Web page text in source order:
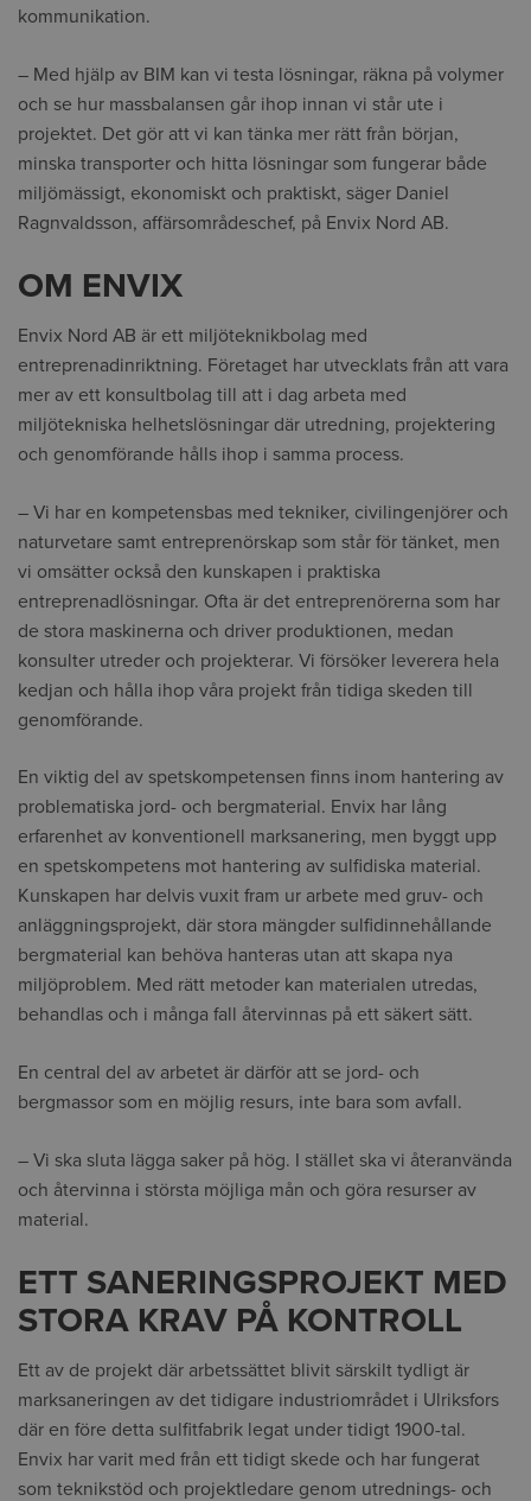
kommunikation.
– Med hjälp av BIM kan vi testa lösningar, räkna på volymer
och se hur massbalansen går ihop innan vi står ute i
projektet. Det gör att vi kan tänka mer rätt från början,
minska transporter och hitta lösningar som fungerar både
miljömässigt, ekonomiskt och praktiskt, säger Daniel
Ragnvaldsson, affärsområdeschef, på Envix Nord AB.
OM ENVIX
Envix Nord AB är ett miljöteknikbolag med
entreprenadinriktning. Företaget har utvecklats från att vara
mer av ett konsultbolag till att i dag arbeta med
miljötekniska helhetslösningar där utredning, projektering
och genomförande hålls ihop i samma process.
– Vi har en kompetensbas med tekniker, civilingenjörer och
naturvetare samt entreprenörskap som står för tänket, men
vi omsätter också den kunskapen i praktiska
entreprenadlösningar. Ofta är det entreprenörerna som har
de stora maskinerna och driver produktionen, medan
konsulter utreder och projekterar. Vi försöker leverera hela
kedjan och hålla ihop våra projekt från tidiga skeden till
genomförande.
En viktig del av spetskompetensen finns inom hantering av
problematiska jord- och bergmaterial. Envix har lång
erfarenhet av konventionell marksanering, men byggt upp
en spetskompetens mot hantering av sulfidiska material.
Kunskapen har delvis vuxit fram ur arbete med gruv- och
anläggningsprojekt, där stora mängder sulfidinnehållande
bergmaterial kan behöva hanteras utan att skapa nya
miljöproblem. Med rätt metoder kan materialen utredas,
behandlas och i många fall återvinnas på ett säkert sätt.
En central del av arbetet är därför att se jord- och
bergmassor som en möjlig resurs, inte bara som avfall.
– Vi ska sluta lägga saker på hög. I stället ska vi återanvända
och återvinna i största möjliga mån och göra resurser av
material.
ETT SANERINGSPROJEKT MED
STORA KRAV PÅ KONTROLL
Ett av de projekt där arbetssättet blivit särskilt tydligt är
marksaneringen av det tidigare industriområdet i Ulriksfors
där en före detta sulfitfabrik legat under tidigt 1900-tal.
Envix har varit med från ett tidigt skede och har fungerat
som teknikstöd och projektledare genom utrednings- och